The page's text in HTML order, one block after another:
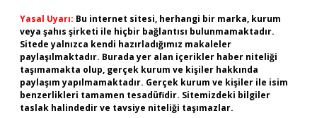
Yasal Uyarı: Bu internet sitesi, herhangi bir marka, kurum
veya şahıs şirketi ile hiçbir bağlantısı bulunmamaktadır.
Sitede yalnızca kendi hazırladığımız makaleler
paylaşılmaktadır. Burada yer alan içerikler haber niteliği
taşımamakta olup, gerçek kurum ve kişiler hakkında
paylaşım yapılmamaktadır. Gerçek kurum ve kişiler ile isim
benzerlikleri tamamen tesadüfidir. Sitemizdeki bilgiler
taslak halindedir ve tavsiye niteliği taşımazlar.